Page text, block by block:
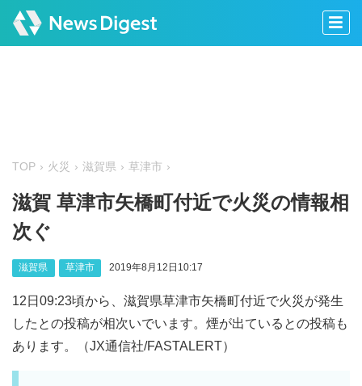
TOP 火災 滋賀県 草津市
滋賀 草津市矢橋町付近で火災の情報相
次ぐ
滋賀県 草津市 2019年8月12日10:17
12日09:23頃から、滋賀県草津市矢橋町付近で火災が発生
したとの投稿が相次いでいます。煙が出ているとの投稿も
あります。（JX通信社/FASTALERT）